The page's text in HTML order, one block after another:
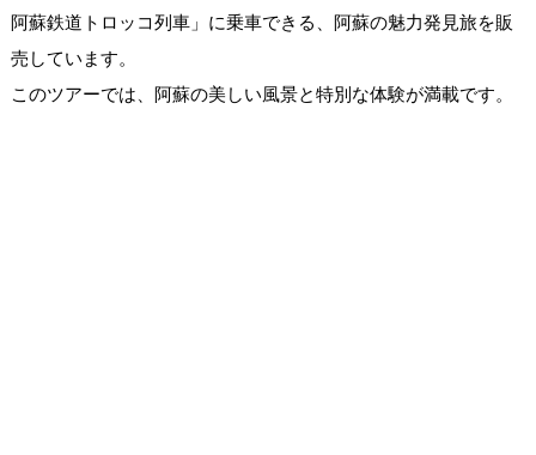
阿蘇鉄道トロッコ列車」に乗車できる、阿蘇の魅力発見旅を販
売しています。
このツアーでは、阿蘇の美しい風景と特別な体験が満載です。